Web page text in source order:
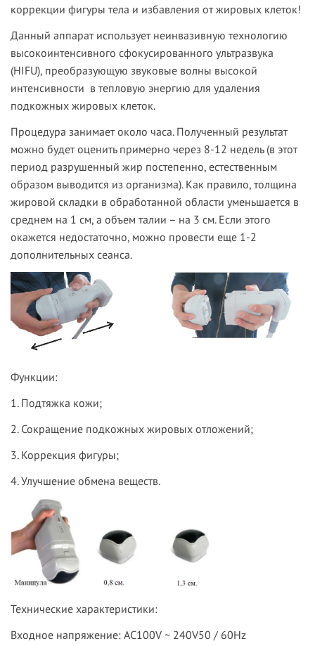
коррекции фигуры тела и избавления от жировых клеток!
Данный аппарат использует неинвазивную технологию
высокоинтенсивного сфокусированного ультразвука
(HIFU), преобразующую звуковые волны высокой
интенсивности в тепловую энергию для удаления
подкожных жировых клеток.
Процедура занимает около часа. Полученный результат
можно будет оценить примерно через 8-12 недель (в этот
период разрушенный жир постепенно, естественным
образом выводится из организма). Как правило, толщина
жировой складки в обработанной области уменьшается в
среднем на 1 см, а объем талии – на 3 см. Если этого
окажется недостаточно, можно провести еще 1-2
дополнительных сеанса.
Функции:
1. Подтяжка кожи;
2. Сокращение подкожных жировых отложений;
3. Коррекция фигуры;
4. Улучшение обмена веществ.
Технические характеристики:
Входное напряжение: AC100V ~ 240V50 / 60Hz